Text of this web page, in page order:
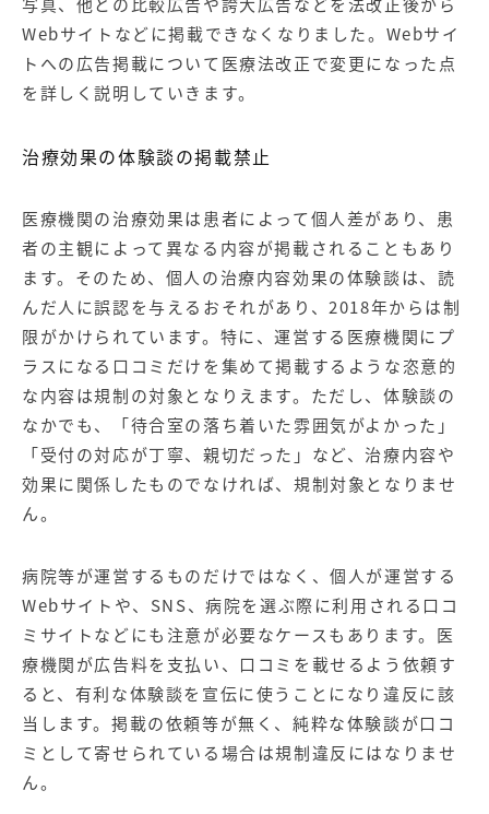
Webサイトなどに掲載できなくなりました。Webサイ
トへの広告掲載について医療法改正で変更になった点
を詳しく説明していきます。
治療効果の体験談の掲載禁止
医療機関の治療効果は患者によって個人差があり、患
者の主観によって異なる内容が掲載されることもあり
ます。そのため、個人の治療内容効果の体験談は、読
んだ人に誤認を与えるおそれがあり、2018年からは制
限がかけられています。特に、運営する医療機関にプ
ラスになる口コミだけを集めて掲載するような恣意的
な内容は規制の対象となりえます。ただし、体験談の
なかでも、「待合室の落ち着いた雰囲気がよかった」
「受付の対応が丁寧、親切だった」など、治療内容や
効果に関係したものでなければ、規制対象となりませ
ん。
病院等が運営するものだけではなく、個人が運営する
Webサイトや、SNS、病院を選ぶ際に利用される口コ
ミサイトなどにも注意が必要なケースもあります。医
療機関が広告料を支払い、口コミを載せるよう依頼す
ると、有利な体験談を宣伝に使うことになり違反に該
当します。掲載の依頼等が無く、純粋な体験談が口コ
ミとして寄せられている場合は規制違反にはなりませ
ん。